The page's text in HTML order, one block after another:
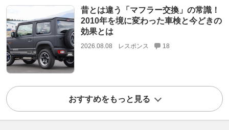
昔とは違う「マフラー交換」の常識！
2010年を境に変わった車検と今どきの
効果とは
2026.08.08 レスポンス 18
おすすめをもっと見る